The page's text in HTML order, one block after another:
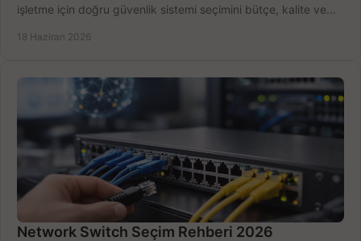
işletme için doğru güvenlik sistemi seçimini bütçe, kalite ve
18 Haziran 2026
Network Switch Seçim Rehberi 2026